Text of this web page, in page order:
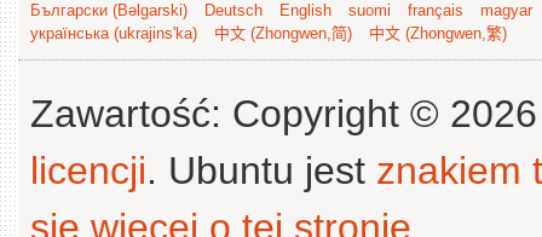
Български (Bəlgarski) Deutsch English suomi français
magyar
українська (ukrajins'ka)
中文 (Zhongwen,简) 中文 (Zhongwen,繁)
Zawartość: Copyright ©
licencji. Ubuntu jest znakiem
się więcej o tej stronie.